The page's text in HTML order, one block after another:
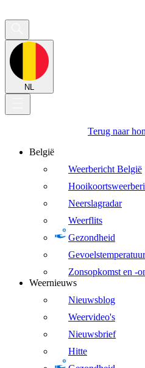
NL
Terug naar
België
Weerbericht België
Neerslagradar
Weerflits
Gezondheid
Gevoelstemperatuur
Zonsopkomst en -
Weernieuws
Nieuwsblog
Weervideo's
Nieuwsbrief
Hitte